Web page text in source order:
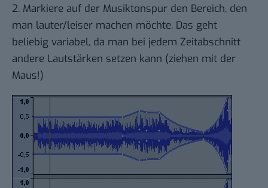
2. Markiere auf der Musiktonspur den Bereich, den
man lauter/leiser machen möchte. Das geht
beliebig variabel, da man bei jedem Zeitabschnitt
andere Lautstärken setzen kann (ziehen mit der
Maus!)